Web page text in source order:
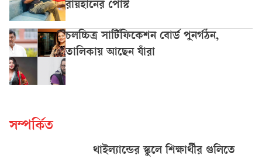
রায়হানের পোস্ট
চলচ্চিত্র সার্টিফিকেশন বোর্ড পুনর্গঠন,
তালিকায় আছেন যাঁরা
সম্পর্কিত
থাইল্যান্ডের স্কুলে শিক্ষার্থীর গুলিতে